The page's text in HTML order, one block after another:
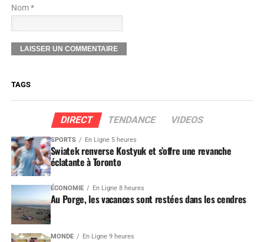
Nom *
TAGS
DIRECT TENDANCE VIDEOS
SPORTS En Ligne 5 heures
Swiatek renverse Kostyuk et s’offre une revanche
éclatante à Toronto
ÉCONOMIE En Ligne 8 heures
Au Porge, les vacances sont restées dans les cendres
MONDE En Ligne 9 heures